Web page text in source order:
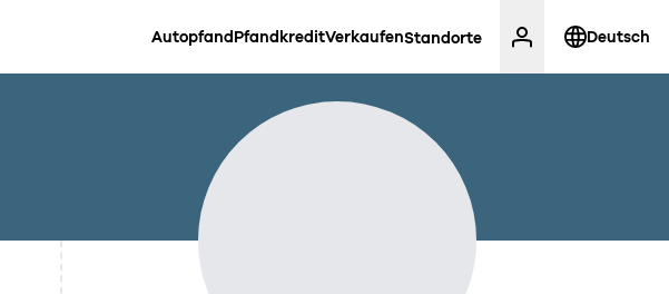
AutopfandPfandkreditVerkaufenStandorte Deutsch